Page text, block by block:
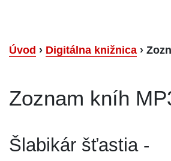
Úvod › Digitálna knižnica ›
Zoznam kníh
Šlabikár šťastia -